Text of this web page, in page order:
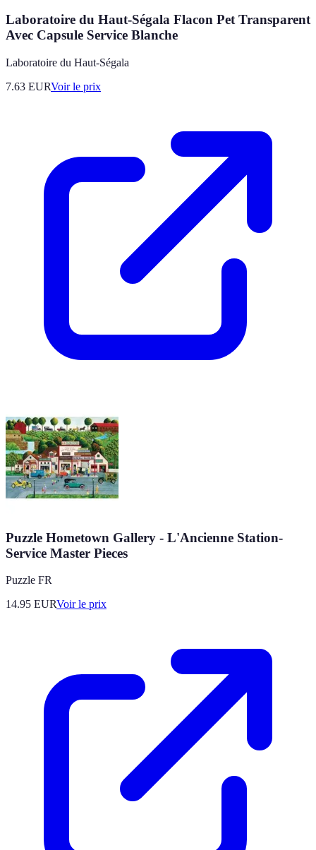
Laboratoire du Haut-Ségala Flacon Pet Transparent
Avec Capsule Service Blanche
Laboratoire du Haut-Ségala
7.63 EURVoir le prix
Puzzle Hometown Gallery - L'Ancienne Station-
Service Master Pieces
Puzzle FR
14.95 EURVoir le prix